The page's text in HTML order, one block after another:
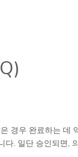
경우 완료하는 데
다. 일단 승인되면,